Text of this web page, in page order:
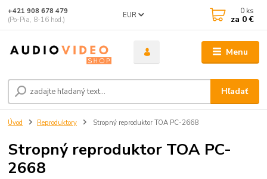
Menu
EUR
Hľadať
+421 908 678 479
(Po-Pia, 8-16 hod.)
0 ks
za 0 €
Úvod Reproduktory Stropný reproduktor TOA PC-2668
Stropný reproduktor TOA PC-
2668